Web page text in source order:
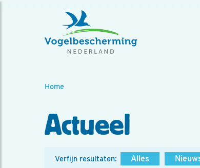
Home
Actueel
Verfijn resultaten: Alles